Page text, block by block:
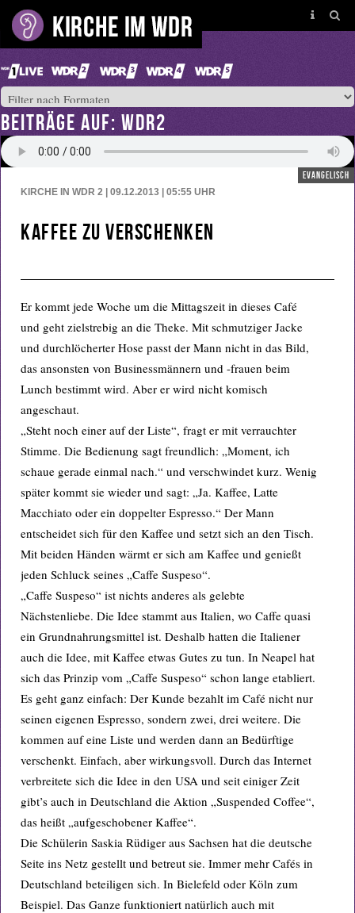
BEITRÄGE AUF: WDR2
evangelisch
KIRCHE IN WDR 2 | 09.12.2013 | 05:55 UHR
Kaffee zu verschenken
Er kommt jede Woche um die Mittagszeit in dieses Café
und geht zielstrebig an die Theke. Mit schmutziger Jacke
und durchlöcherter Hose passt der Mann nicht in das Bild,
das ansonsten von Businessmännern und -frauen beim
Lunch bestimmt wird. Aber er wird nicht komisch
angeschaut.
„Steht noch einer auf der Liste“, fragt er mit verrauchter
Stimme. Die Bedienung sagt freundlich: „Moment, ich
schaue gerade einmal nach.“ und verschwindet kurz. Wenig
später kommt sie wieder und sagt: „Ja. Kaffee, Latte
Macchiato oder ein doppelter Espresso.“ Der Mann
entscheidet sich für den Kaffee und setzt sich an den Tisch.
Mit beiden Händen wärmt er sich am Kaffee und genießt
jeden Schluck seines „Caffe Suspeso“.
„Caffe Suspeso“ ist nichts anderes als gelebte
Nächstenliebe. Die Idee stammt aus Italien, wo Caffe quasi
ein Grundnahrungsmittel ist. Deshalb hatten die Italiener
auch die Idee, mit Kaffee etwas Gutes zu tun. In Neapel hat
sich das Prinzip vom „Caffe Suspeso“ schon lange etabliert.
Es geht ganz einfach: Der Kunde bezahlt im Café nicht nur
seinen eigenen Espresso, sondern zwei, drei weitere. Die
kommen auf eine Liste und werden dann an Bedürftige
verschenkt. Einfach, aber wirkungsvoll. Durch das Internet
verbreitete sich die Idee in den USA und seit einiger Zeit
gibt’s auch in Deutschland die Aktion „Suspended Coffee“,
das heißt „aufgeschobener Kaffee“.
Die Schülerin Saskia Rüdiger aus Sachsen hat die deutsche
Seite ins Netz gestellt und betreut sie. Immer mehr Cafés in
Deutschland beteiligen sich. In Bielefeld oder Köln zum
Beispiel. Das Ganze funktioniert natürlich auch mit